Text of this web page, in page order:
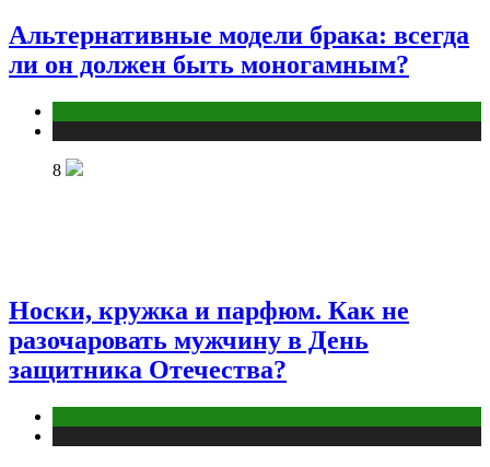
Альтернативные модели брака: всегда
ли он должен быть моногамным?
8
Носки, кружка и парфюм. Как не
разочаровать мужчину в День
защитника Отечества?